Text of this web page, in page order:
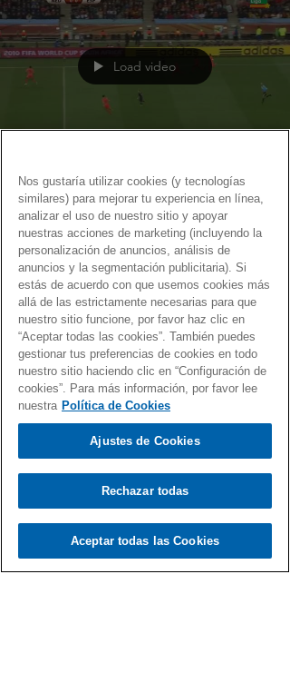
Load video
Fernando Martín
9 jul 2020
Cuando fuimos los mejores … en el
Mundial de Sudáfrica de 2010
10 años después de ganar el Mundial de
fútbol de Sudáfrica, recordamos las
canciones que sonaron aquel 2010.
Canciones…¡con el Gen Dro!
Nos gustaría utilizar cookies (y tecnologías
similares) para mejorar tu experiencia en línea,
analizar el uso de nuestro sitio y apoyar
nuestras acciones de marketing (incluyendo la
personalización de anuncios, análisis de
anuncios y la segmentación publicitaria). Si
estás de acuerdo con que usemos cookies más
allá de las estrictamente necesarias para que
nuestro sitio funcione, por favor haz clic en
“Aceptar todas las cookies”. También puedes
gestionar tus preferencias de cookies en todo
nuestro sitio haciendo clic en “Configuración de
cookies”. Para más información, por favor lee
nuestra Política de Cookies
Ajustes de Cookies
Rechazar todas
Aceptar todas las Cookies